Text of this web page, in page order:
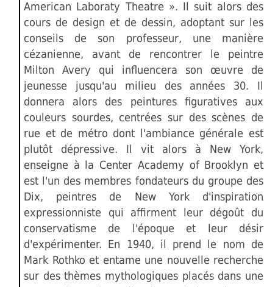
American Laboraty Theatre ». Il suit alors des
cours de design et de dessin, adoptant sur les
conseils de son professeur, une manière
cézanienne, avant de rencontrer le peintre
Milton Avery qui influencera son œuvre de
jeunesse jusqu'au milieu des années 30. Il
donnera alors des peintures figuratives aux
couleurs sourdes, centrées sur des scènes de
rue et de métro dont l'ambiance générale est
plutôt dépressive. Il vit alors à New York,
enseigne à la Center Academy of Brooklyn et
est l'un des membres fondateurs du groupe des
Dix, peintres de New York d'inspiration
expressionniste qui affirment leur dégoût du
conservatisme de l'époque et leur désir
d'expérimenter. En 1940, il prend le nom de
Mark Rothko et entame une nouvelle recherche
sur des thèmes mythologiques placés dans une